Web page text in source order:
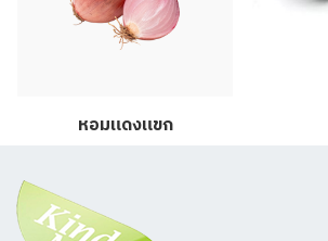
หอมแดงแขก